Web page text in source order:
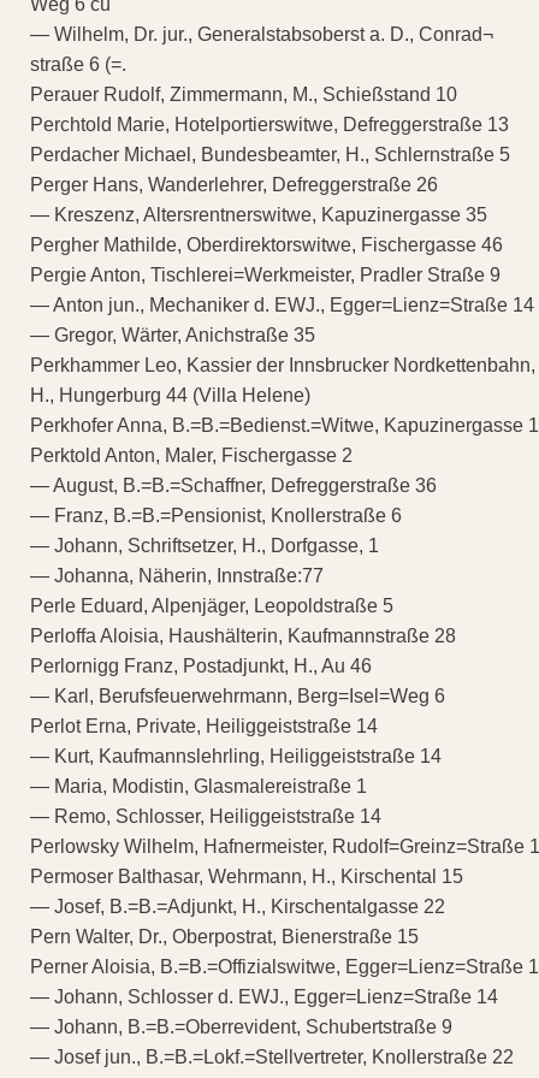
— Wilhelm, Dr. jur., Generalstabsoberst a. D., Conrad¬
straße 6 (=.
Perauer Rudolf, Zimmermann, M., Schießstand 10
Perchtold Marie, Hotelportierswitwe, Defreggerstraße 13
Perdacher Michael, Bundesbeamter, H., Schlernstraße 5
Perger Hans, Wanderlehrer, Defreggerstraße 26
— Kreszenz, Altersrentnerswitwe, Kapuzinergasse 35
Pergher Mathilde, Oberdirektorswitwe, Fischergasse 46
Pergie Anton, Tischlerei=Werkmeister, Pradler Straße 9
— Anton jun., Mechaniker d. EWJ., Egger=Lienz=Straße 14
— Gregor, Wärter, Anichstraße 35
Perkhammer Leo, Kassier der Innsbrucker Nordkettenbahn,
H., Hungerburg 44 (Villa Helene)
Perkhofer Anna, B.=B.=Bedienst.=Witwe, Kapuzinergasse
Perktold Anton, Maler, Fischergasse 2
— August, B.=B.=Schaffner, Defreggerstraße 36
— Franz, B.=B.=Pensionist, Knollerstraße 6
— Johann, Schriftsetzer, H., Dorfgasse, 1
— Johanna, Näherin, Innstraße:77
Perle Eduard, Alpenjäger, Leopoldstraße 5
Perloffa Aloisia, Haushälterin, Kaufmannstraße 28
Perlornigg Franz, Postadjunkt, H., Au 46
— Karl, Berufsfeuerwehrmann, Berg=Isel=Weg 6
Perlot Erna, Private, Heiliggeiststraße 14
— Kurt, Kaufmannslehrling, Heiliggeiststraße 14
— Maria, Modistin, Glasmalereistraße 1
— Remo, Schlosser, Heiliggeiststraße 14
Perlowsky Wilhelm, Hafnermeister, Rudolf=Greinz=Straße 1
Permoser Balthasar, Wehrmann, H., Kirschental 15
— Josef, B.=B.=Adjunkt, H., Kirschentalgasse 22
Pern Walter, Dr., Oberpostrat, Bienerstraße 15
Perner Aloisia, B.=B.=Offizialswitwe, Egger=Lienz=Straße
— Johann, Schlosser d. EWJ., Egger=Lienz=Straße 14
— Johann, B.=B.=Oberrevident, Schubertstraße 9
— Josef jun., B.=B.=Lokf.=Stellvertreter, Knollerstraße 22